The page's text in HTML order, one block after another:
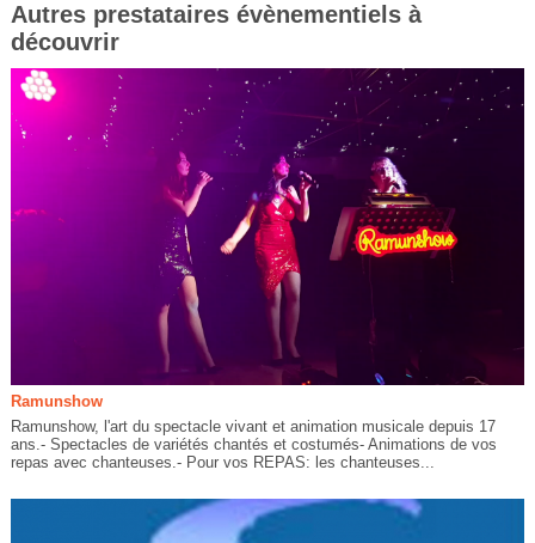
Autres prestataires évènementiels à
découvrir
Ramunshow
Ramunshow, l'art du spectacle vivant et animation musicale depuis 17
ans.- Spectacles de variétés chantés et costumés- Animations de vos
repas avec chanteuses.- Pour vos REPAS: les chanteuses...